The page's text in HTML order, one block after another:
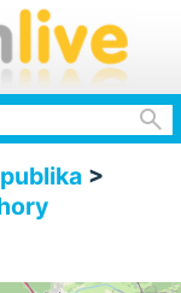

>